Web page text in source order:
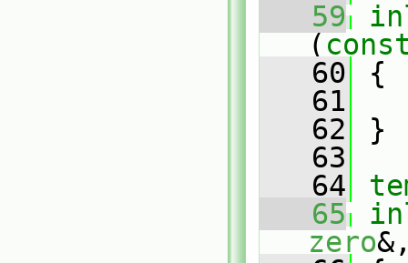
   59
(
   60
{
   61
   62
}
   63
   64
   65
zero